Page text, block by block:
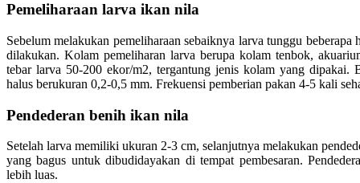
Pemeliharaan larva ikan nila
Sebelum melakukan pemeliharaan sebaiknya larva tunggu
dilakukan. Kolam pemeliharan larva berupa kolam tenbok,
tebar larva 50-200 ekor/m2, tergantung jenis kolam yang dipakai.
halus berukuran 0,2-0,5 mm. Frekuensi pemberian pakan 4-5 kali
Pendederan benih ikan nila
Setelah larva memiliki ukuran 2-3 cm, selanjutnya melakukan
yang bagus untuk dibudidayakan di tempat pembesaran.
lebih luas.